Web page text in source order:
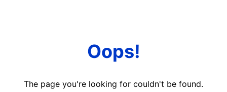
Oops!
The page you're looking for couldn't be found.